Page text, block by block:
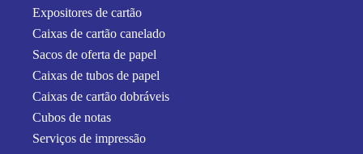
Expositores de cartão
Caixas de cartão canelado
Sacos de oferta de papel
Caixas de tubos de papel
Caixas de cartão dobráveis
Cubos de notas
Serviços de impressão